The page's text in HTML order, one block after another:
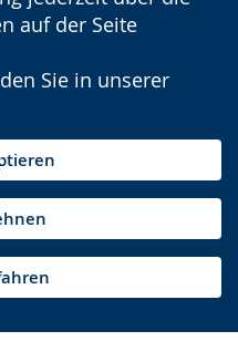
auf der Seite
Sie in unserer